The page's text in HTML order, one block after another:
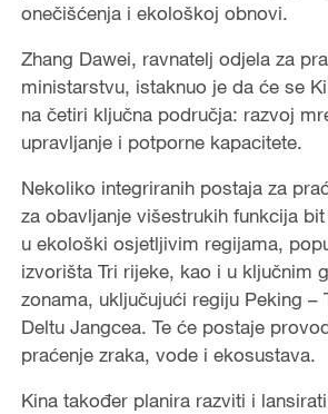
onečišćenja i ekološkoj obnovi.
Zhang Dawei, ravnatelj odjela za
ministarstvu, istaknuo je da će se
na četiri ključna područja: razvoj
upravljanje i potporne kapacitete.
Nekoliko integriranih postaja za
za obavljanje višestrukih funkcija
u ekološki osjetljivim regijama,
izvorišta Tri rijeke, kao i u ključnim
zonama, uključujući regiju Peking –
Deltu Jangcea. Te će postaje
praćenje zraka, vode i ekosustava.
Kina također planira razviti i